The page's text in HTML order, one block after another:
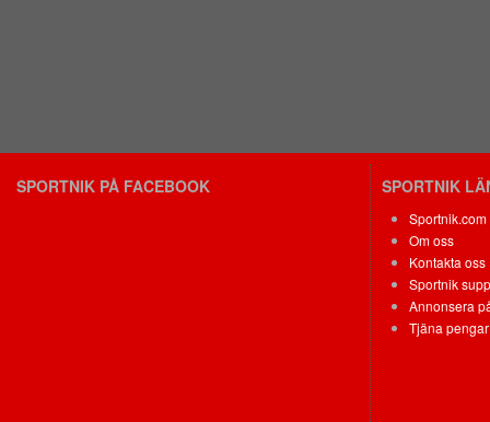
SPORTNIK PÅ FACEBOOK SPORTNIK
Sportnik.com
Om oss
Kontakta oss
Sportnik
Annonsera
Tjäna pengar